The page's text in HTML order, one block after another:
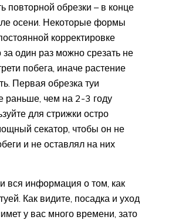
повторной обрезки – в конце
осени. Некоторые формы
корректировке
за один раз можно срезать не
побега, иначе растение
Первая обрезка туи
раньше, чем на 2-3 году
для стрижки остро
секатор, чтобы он не
и не оставлял на них
и вся информация о том, как
Как видите, посадка и уход
у вас много времени, зато